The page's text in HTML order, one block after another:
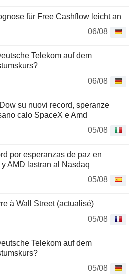
für Free Cashflow leicht an
06/08
Telekom auf dem
06/08
su nuovi record, speranze
calo SpaceX e Amd
05/08
por esperanzas de paz en
AMD lastran al Nasdaq
05/08
à Wall Street (actualisé)
05/08
Telekom auf dem
05/08